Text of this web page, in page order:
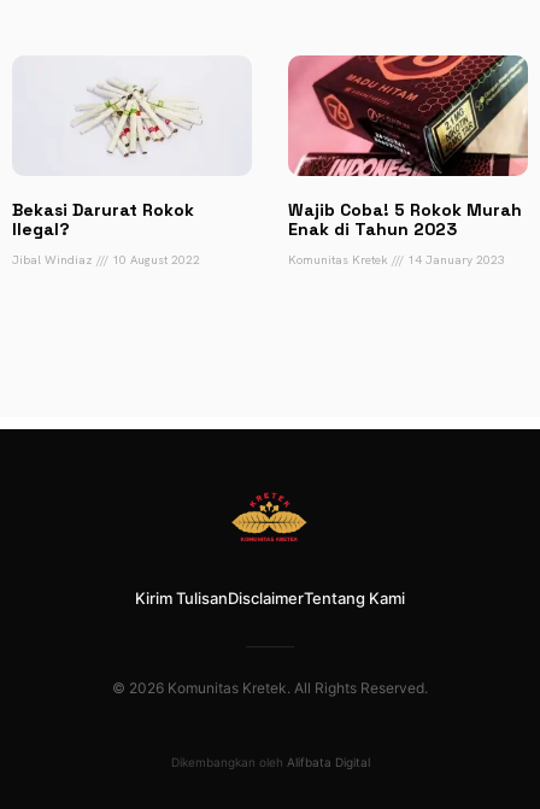
Bekasi Darurat Rokok
Ilegal?
Jibal Windiaz 10 August 2022
Wajib Coba! 5 Rokok Murah
Enak di Tahun 2023
Komunitas Kretek 14 January 2023
Kirim TulisanDisclaimerTentang Kami
© 2026 Komunitas Kretek. All Rights Reserved.
Dikembangkan oleh Alifbata Digital